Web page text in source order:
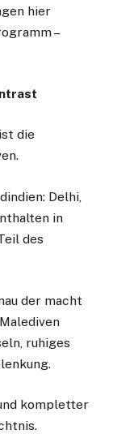
hier
–
die
Delhi,
in
des
der macht
ruhiges
kompletter